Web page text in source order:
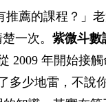
推薦的課程？」
一次。紫微斗數
2009 年開始接觸
多少地雷，不說